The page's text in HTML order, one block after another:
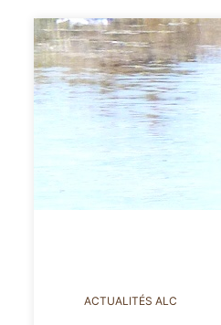
ACTUALITÉS ALC